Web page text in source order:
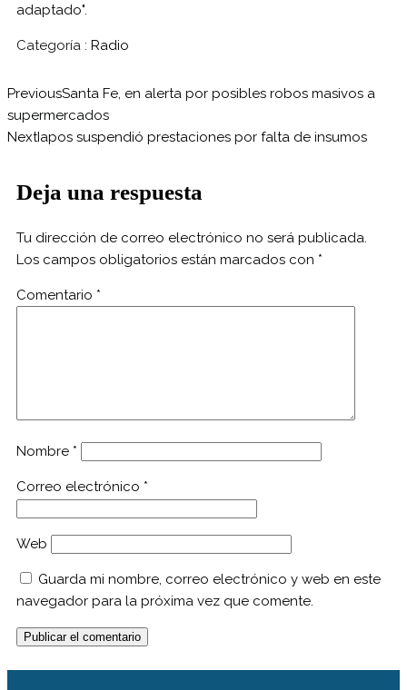
adaptado".
Categoría : Radio
PreviousSanta Fe, en alerta por posibles robos masivos a
supermercados
NextIapos suspendió prestaciones por falta de insumos
Deja una respuesta
Tu dirección de correo electrónico no será publicada.
Los campos obligatorios están marcados con *
Comentario *
Nombre *
Correo electrónico *
Web
Guarda mi nombre, correo electrónico y web en este
navegador para la próxima vez que comente.